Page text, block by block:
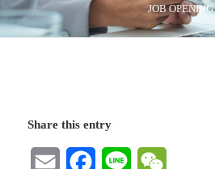
JOB OPENING
Share this entry
Email FacebookLine